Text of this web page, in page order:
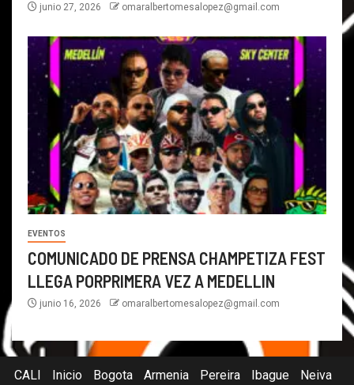
junio 27, 2026 omaralbertomesalopez@gmail.com
EVENTOS
COMUNICADO DE PRENSA CHAMPETIZA FEST
LLEGA PORPRIMERA VEZ A MEDELLIN
junio 16, 2026 omaralbertomesalopez@gmail.com
CALI Inicio Bogota Armenia Pereira Ibague Neiva